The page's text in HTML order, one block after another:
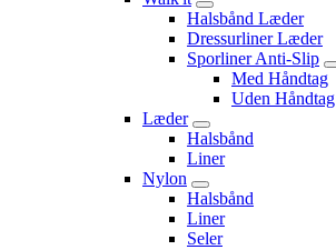
Halsbånd Læder
Dressurliner Læder
Sporliner Anti-Slip
Med Håndtag
Uden Håndtag
Læder
Halsbånd
Liner
Nylon
Halsbånd
Liner
Seler